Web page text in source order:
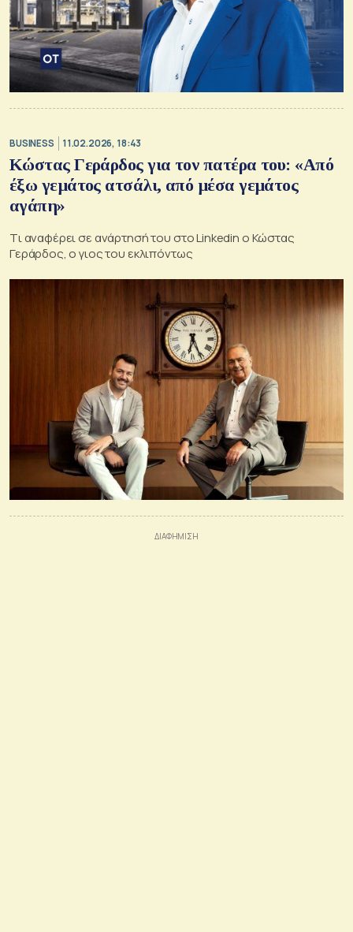
BUSINESS 11.02.2026, 18:43
Κώστας Γεράρδος για τον πατέρα του: «Από
έξω γεμάτος ατσάλι, από μέσα γεμάτος
αγάπη»
Tι αναφέρει σε ανάρτησή του στο Linkedin o Κώστας
Γεράρδος, o γιος του εκλιπόντως